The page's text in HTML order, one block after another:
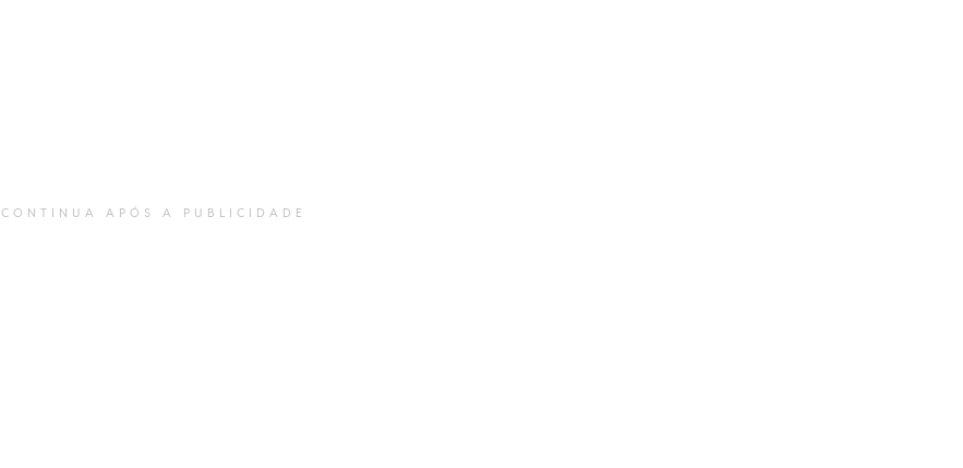
CONTINUA APÓS A PUBLICIDADE